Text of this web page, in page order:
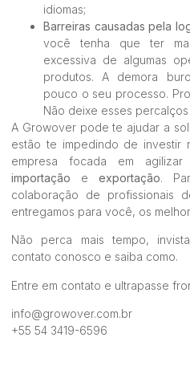
idiomas;
Barreiras causadas pela
você tenha que ter
excessiva de algumas
produtos. A demora
pouco o seu processo.
Não deixe esses
A Growover pode te ajudar a
estão te impedindo de investir
empresa focada em
importação e exportação.
colaboração de profissionais
entregamos para você, os
Não perca mais tempo,
contato conosco e saiba como.
Entre em contato e ultrapasse
info@growover.com.br
+55 54 3419-6596